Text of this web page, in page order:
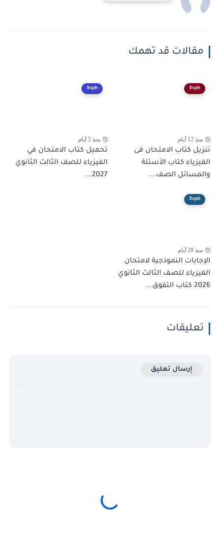
مقالات قد تهمك
3sph
منذ 12 أيام
تنزيل كتاب الامتحان فى
الفيزياء كتاب الأسئلة
والمسائل الصف...
3sph
منذ 5 أيام
تحميل كتاب الامتحان في
الفيزياء للصف الثالث الثانوي
2027...
3sph
منذ 28 أيام
الإجابات النموذجية لامتحان
الفيزياء للصف الثالث الثانوي
2026 كتاب التفوق...
تعليقات
إرسال تعليق